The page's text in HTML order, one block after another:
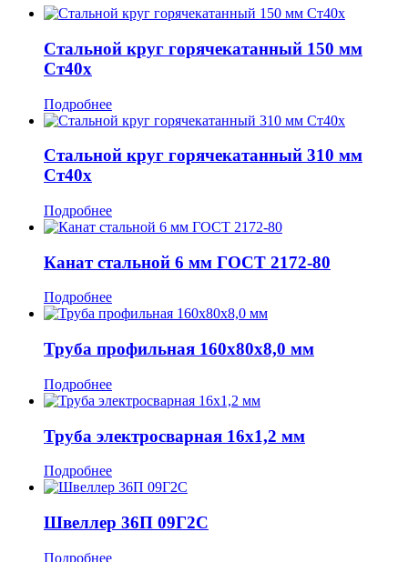
Стальной круг горячекатанный 150 мм
Ст40х
Подробнее
Стальной круг горячекатанный 310 мм
Ст40х
Подробнее
Канат стальной 6 мм ГОСТ 2172-80
Подробнее
Труба профильная 160x80x8,0 мм
Подробнее
Труба электросварная 16x1,2 мм
Подробнее
Швеллер 36П 09Г2С
Подробнее